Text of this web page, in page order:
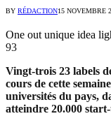
BY RÉDACTION15 NOVEMBRE
One out unique idea
93
Vingt-trois 23 labels
cours de cette
universités du pays,
atteindre 20.000